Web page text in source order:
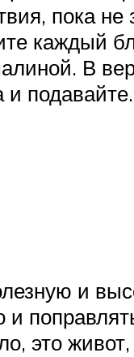
пока
каждый
В
и подавайте.
и
это